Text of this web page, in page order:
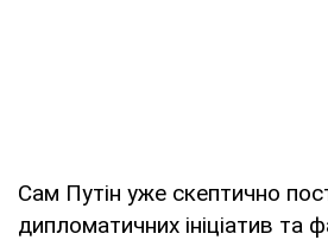
Сам Путін уже скептично
дипломатичних ініціатив та